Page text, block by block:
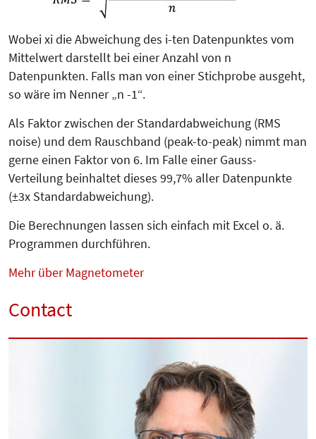
Wobei xi die Abweichung des i-ten Datenpunktes vom
Mittelwert darstellt bei einer Anzahl von n
Datenpunkten. Falls man von einer Stichprobe ausgeht,
so wäre im Nenner „n -1“.
Als Faktor zwischen der Standardabweichung (RMS
noise) und dem Rauschband (peak-to-peak) nimmt man
gerne einen Faktor von 6. Im Falle einer Gauss-
Verteilung beinhaltet dieses 99,7% aller Datenpunkte
(±3x Standardabweichung).
Die Berechnungen lassen sich einfach mit Excel o. ä.
Programmen durchführen.
Mehr über Magnetometer
Contact